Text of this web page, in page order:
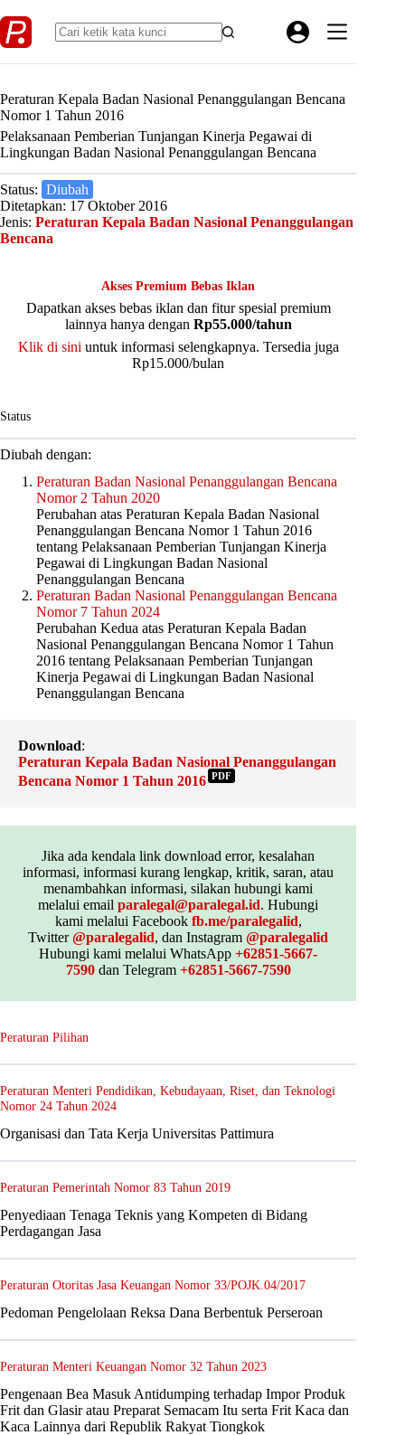
to
content
Peraturan Kepala Badan Nasional Penanggulangan Bencana
Nomor 1 Tahun 2016
Pelaksanaan Pemberian Tunjangan Kinerja Pegawai di
Lingkungan Badan Nasional Penanggulangan Bencana
Status: Diubah
Ditetapkan: 17 Oktober 2016
Jenis: Peraturan Kepala Badan Nasional Penanggulangan
Bencana
Akses Premium Bebas Iklan
Dapatkan akses bebas iklan dan fitur spesial premium
lainnya hanya dengan Rp55.000/tahun
Klik di sini untuk informasi selengkapnya. Tersedia juga
Rp15.000/bulan
Status
Diubah dengan:
Peraturan Badan Nasional Penanggulangan Bencana
Nomor 2 Tahun 2020
Perubahan atas Peraturan Kepala Badan Nasional
Penanggulangan Bencana Nomor 1 Tahun 2016
tentang Pelaksanaan Pemberian Tunjangan Kinerja
Pegawai di Lingkungan Badan Nasional
Penanggulangan Bencana
Peraturan Badan Nasional Penanggulangan Bencana
Nomor 7 Tahun 2024
Perubahan Kedua atas Peraturan Kepala Badan
Nasional Penanggulangan Bencana Nomor 1 Tahun
2016 tentang Pelaksanaan Pemberian Tunjangan
Kinerja Pegawai di Lingkungan Badan Nasional
Penanggulangan Bencana
Download:
Peraturan Kepala Badan Nasional Penanggulangan
Bencana Nomor 1 Tahun 2016 PDF
Jika ada kendala link download error, kesalahan
informasi, informasi kurang lengkap, kritik, saran, atau
menambahkan informasi, silakan hubungi kami
melalui emailparalegal@paralegal.id. Hubungi
kami melalui Facebook fb.me/paralegalid,
Twitter@paralegalid, dan Instagram@paralegalid
Hubungi kami melalui WhatsApp+62851-5667-
7590dan Telegram +62851-5667-7590
Peraturan Pilihan
Peraturan Menteri Pendidikan, Kebudayaan, Riset, dan Teknologi
Nomor 24 Tahun 2024
Organisasi dan Tata Kerja Universitas Pattimura
Peraturan Pemerintah Nomor 83 Tahun 2019
Penyediaan Tenaga Teknis yang Kompeten di Bidang
Perdagangan Jasa
Peraturan Otoritas Jasa Keuangan Nomor 33/POJK.04/2017
Pedoman Pengelolaan Reksa Dana Berbentuk Perseroan
Peraturan Menteri Keuangan Nomor 32 Tahun 2023
Pengenaan Bea Masuk Antidumping terhadap Impor Produk
Frit dan Glasir atau Preparat Semacam Itu serta Frit Kaca dan
Kaca Lainnya dari Republik Rakyat Tiongkok